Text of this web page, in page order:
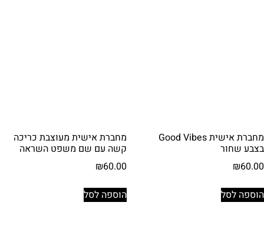
מחברת אישית Good Vibes
בצבע שחור
₪60.00
הוספה לסל
מחברת אישית מעוצבת כריכה
קשה עם שם משפט השראה
₪60.00
הוספה לסל